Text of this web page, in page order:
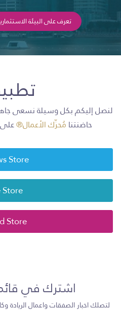
تعرف على البيئة
لنصل إليكم بكل وسيلة نسعى
حاضنتنا مُحرِّك الأعمال®على
Store
Store
اشترك في قائمة
لتصلك اخبار الصفقات واعمال الريادة